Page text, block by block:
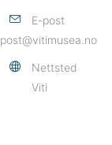
E-post
post@vitimusea.no
Nettsted
Viti